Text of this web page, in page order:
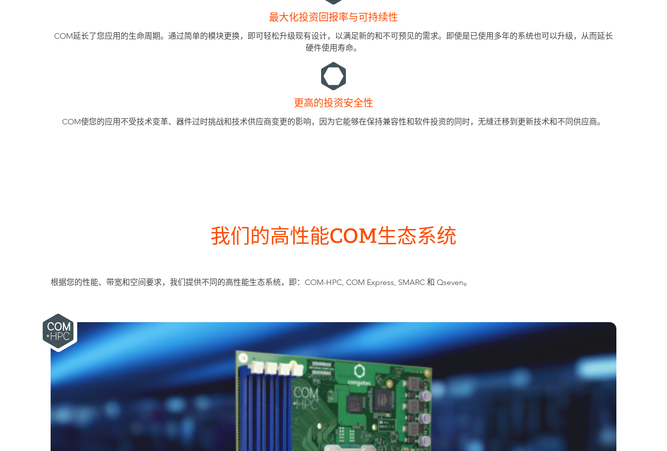
最大化投资回报率与可持续性
COM延长了您应用的生命周期。通过简单的模块更换，即可轻松升级现有设计，以满足新的和不可预见的需求。即使是已使用多年的系统也可以升级，从而延长
硬件使用寿命。
更高的投资安全性
COM使您的应用不受技术变革、器件过时挑战和技术供应商变更的影响，因为它能够在保持兼容性和软件投资的同时，无缝迁移到更新技术和不同供应商。
我们的高性能COM生态系统
根据您的性能、带宽和空间要求，我们提供不同的高性能生态系统，即：COM-HPC, COM Express, SMARC 和 Qseven。